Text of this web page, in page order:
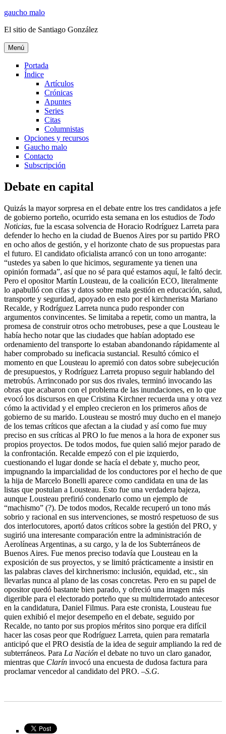
Ir
contenido
gaucho malo
El sitio de Santiago González
Menú
Portada
Índice
Artículos
Crónicas
Apuntes
Series
Citas
Columnistas
Opciones y recursos
Gaucho malo
Contacto
Subscripción
Debate en capital
Quizás la mayor sorpresa en el debate entre los tres candidatos a jefe
de gobierno porteño, ocurrido esta semana en los estudios de Todo
Noticias, fue la escasa solvencia de Horacio Rodríguez Larreta para
defender lo hecho en la ciudad de Buenos Aires por su partido PRO
en ocho años de gestión, y el horizonte chato de sus propuestas para
el futuro. El candidato oficialista arrancó con un tono arrogante:
“ustedes ya saben lo que hicimos, seguramente ya tienen una
opinión formada”, así que no sé para qué estamos aquí, le faltó decir.
Pero el opositor Martín Lousteau, de la coalición ECO, literalmente
lo apabulló con cifas y datos sobre mala gestión en educación, salud,
transporte y seguridad, apoyado en esto por el kirchnerista Mariano
Recalde, y Rodríguez Larreta nunca pudo responder con
argumentos convincentes. Se limitaba a repetir, como un mantra, la
promesa de construir otros ocho metrobuses, pese a que Lousteau le
había hecho notar que las ciudades que habían adoptado ese
ordenamiento del transporte lo estaban abandonando rápidamente al
haber comprobado su ineficacia sustancial. Resultó cómico el
momento en que Lousteau lo apremió con datos sobre subejecución
de presupuestos, y Rodríguez Larreta propuso seguir hablando del
metrobús. Arrinconado por sus dos rivales, terminó invocando las
obras que acabaron con el problema de las inundaciones, en lo que
evocó los discursos en que Cristina Kirchner recuerda una y otra vez
cómo la actividad y el empleo crecieron en los primeros años de
gobierno de su marido. Lousteau se mostró muy ducho en el manejo
de los temas críticos que afectan a la ciudad y así como fue muy
preciso en sus críticas al PRO lo fue menos a la hora de exponer sus
propios proyectos. De todos modos, fue quien salió mejor parado de
la confrontación. Recalde empezó con el pie izquierdo,
cuestionando el lugar donde se hacía el debate y, mucho peor,
impugnando la imparcialidad de los conductores por el hecho de que
la hija de Marcelo Bonelli aparece como candidata en una de las
listas que postulan a Lousteau. Esto fue una verdadera bajeza,
aunque Lousteau prefirió condenarlo como un ejemplo de
“machismo” (?). De todos modos, Recalde recuperó un tono más
sobrio y racional en sus intervenciones, se mostró respetuoso de sus
dos interlocutores, aportó datos críticos sobre la gestión del PRO, y
sugirió una interesante comparación entre la administración de
Aerolíneas Argentinas, a su cargo, y la de los Subterráneos de
Buenos Aires. Fue menos preciso todavía que Lousteau en la
exposición de sus proyectos, y se limitó prácticamente a insistir en
las palabras claves del kirchnerismo: inclusión, equidad, etc., sin
llevarlas nunca al plano de las cosas concretas. Pero en su papel de
opositor quedó bastante bien parado, y ofreció una imagen más
digerible para el electorado porteño que su multiderrotado antecesor
en la candidatura, Daniel Filmus. Para este cronista, Lousteau fue
quien exhibió el mejor desempeño en el debate, seguido por
Recalde, no tanto por sus propios méritos sino porque era difícil
hacer las cosas peor que Rodríguez Larreta, quien para rematarla
anticipó que el PRO desistía de la idea de seguir ampliando la red de
subterráneos. Para La Nación el debate no tuvo un claro ganador,
mientras que Clarín invocó una encuesta de dudosa factura para
proclamar vencedor al candidato del PRO. –S.G.